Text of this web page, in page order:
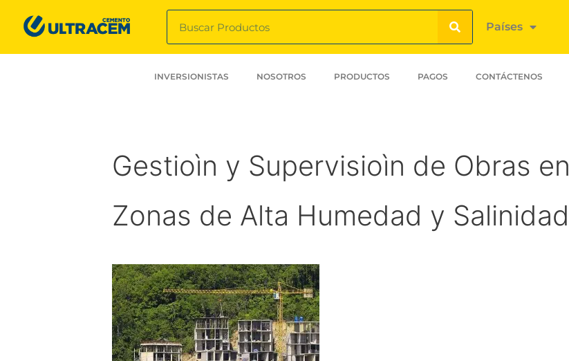
Países
INVERSIONISTAS NOSOTROS PRODUCTOS PAGOS CONTÁCTENOS
Gestioìn y Supervisioìn de Obras en
Zonas de Alta Humedad y Salinidad